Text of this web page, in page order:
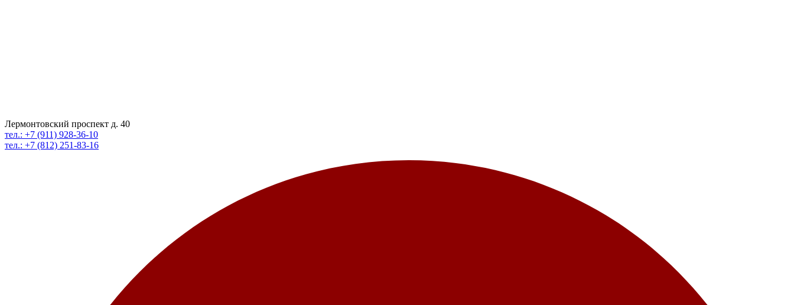
Лермонтовский проспект д. 40
тел.: +7 (911) 928-36-10
тел.: +7 (812) 251-83-16